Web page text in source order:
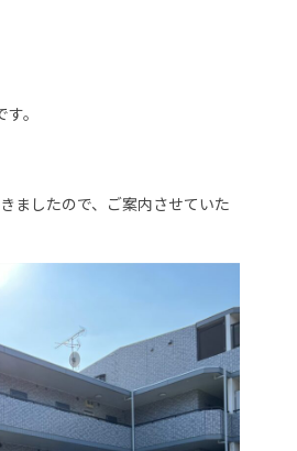
。
ましたので、ご案内させていた